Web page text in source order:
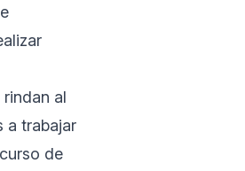
al
a trabajar
de